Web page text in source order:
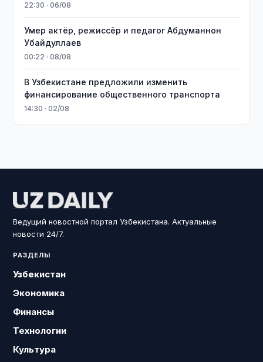
22:30 · 06/08
Умер актёр, режиссёр и педагог Абдуманнон
Убайдуллаев
00:22 · 08/08
В Узбекистане предложили изменить
финансирование общественного транспорта
14:30 · 02/08
Ведущий новостной портал Узбекистана. Актуальные
новости 24/7.
РАЗДЕЛЫ
Узбекистан
Экономика
Финансы
Технологии
Культура